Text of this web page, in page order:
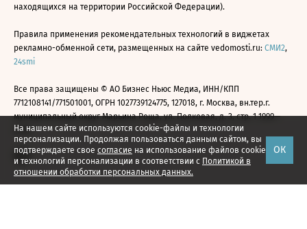
На нашем сайте используются cookie-файлы и технологии
персонализации. Продолжая пользоваться данным сайтом, вы
подтверждаете свое согласие на использование файлов cookie
и технологий персонализации в соответствии с Политикой в
отношении обработки персональных данных.
ОК
находящихся на территории Российской Федерации).
Правила применения рекомендательных технологий в виджетах
рекламно-обменной сети, размещенных на сайте vedomosti.ru: СМИ2,
24smi
Все права защищены © АО Бизнес Ньюс Медиа, ИНН/КПП
7712108141/771501001, ОГРН 1027739124775, 127018, г. Москва, вн.тер.г.
муниципальный округ Марьина Роща, ул. Полковая, д. 3, стр. 1 1999—
2026